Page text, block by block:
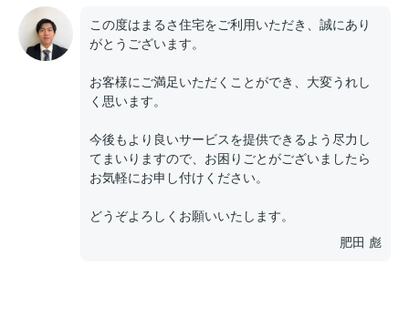
この度はまるさ住宅をご利用いただき、誠にあり
がとうございます。
お客様にご満足いただくことができ、大変うれし
く思います。
今後もより良いサービスを提供できるよう尽力し
てまいりますので、お困りごとがございましたら
お気軽にお申し付けください。
どうぞよろしくお願いいたします。
肥田 彪